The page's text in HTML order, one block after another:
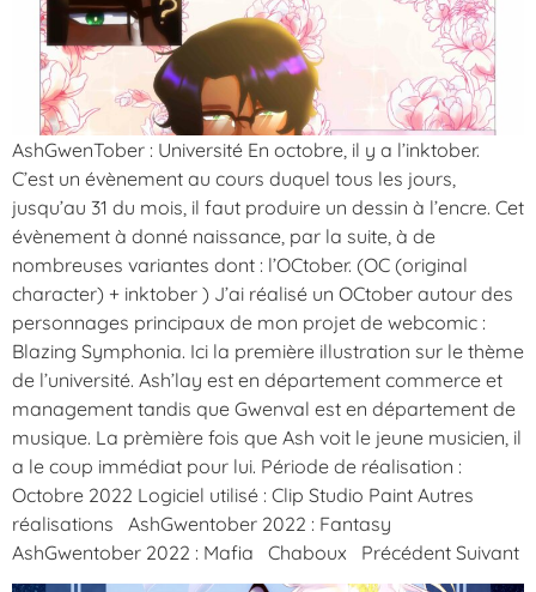
AshGwenTober : Université En octobre, il y a l’inktober.
C’est un évènement au cours duquel tous les jours,
jusqu’au 31 du mois, il faut produire un dessin à l’encre. Cet
évènement à donné naissance, par la suite, à de
nombreuses variantes dont : l’OCtober. (OC (original
character) + inktober ) J’ai réalisé un OCtober autour des
personnages principaux de mon projet de webcomic :
Blazing Symphonia. Ici la première illustration sur le thème
de l’université. Ash’lay est en département commerce et
management tandis que Gwenval est en département de
musique. La prèmière fois que Ash voit le jeune musicien, il
a le coup immédiat pour lui. Période de réalisation :
Octobre 2022 Logiciel utilisé : Clip Studio Paint Autres
réalisations AshGwentober 2022 : Fantasy
AshGwentober 2022 : Mafia Chaboux Précédent Suivant